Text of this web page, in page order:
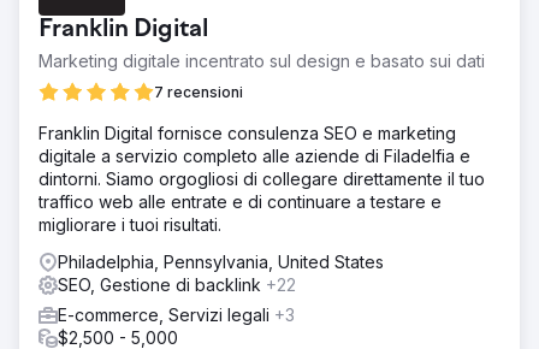
Franklin Digital
Marketing digitale incentrato sul design e basato sui dati
7 recensioni
Franklin Digital fornisce consulenza SEO e marketing
digitale a servizio completo alle aziende di Filadelfia e
dintorni. Siamo orgogliosi di collegare direttamente il tuo
traffico web alle entrate e di continuare a testare e
migliorare i tuoi risultati.
Philadelphia, Pennsylvania, United States
SEO, Gestione di backlink +22
E-commerce, Servizi legali +3
$2,500 - 5,000